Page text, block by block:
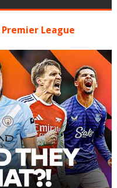
League